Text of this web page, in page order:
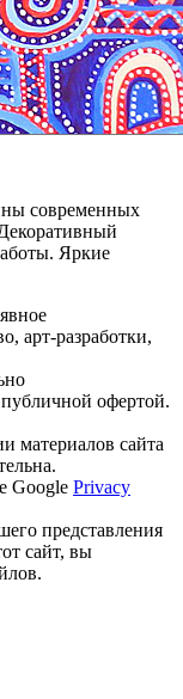
современных
Яркие
арт-разработки,
офертой.
материалов сайта
Google Privacy
представления
сайт, вы